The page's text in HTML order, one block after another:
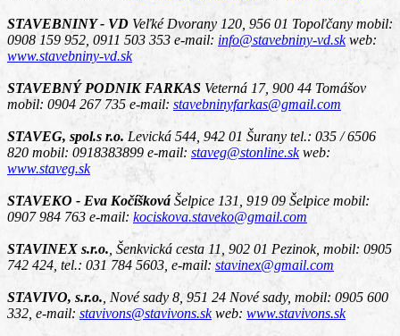
STAVEBNINY - VD Veľké Dvorany 120, 956 01 Topoľčany mobil:
0908 159 952, 0911 503 353 e-mail: info@stavebniny-vd.skweb:
www.stavebniny-vd.sk
STAVEBNÝ PODNIK FARKAS Veterná 17, 900 44 Tomášov
mobil: 0904 267 735 e-mail: stavebninyfarkas@gmail.com
STAVEG, spol.s r.o. Levická 544, 942 01 Šurany tel.: 035 / 6506
820 mobil: 0918383899 e-mail: staveg@stonline.skweb:
www.staveg.sk
STAVEKO - Eva Kočíšková Šelpice 131, 919 09 Šelpice mobil:
0907 984 763 e-mail: kociskova.staveko@gmail.com
STAVINEX s.r.o. Šenkvická cesta 11, 902 01 Pezinok, mobil: 0905
742 424, tel.: 031 784 5603, e-mail: stavinex@gmail.com
STAVIVO, s.r.o. Nové sady 8, 951 24 Nové sady, mobil: 0905 600
332, e-mail: stavivons@stavivons.skweb: www.stavivons.sk